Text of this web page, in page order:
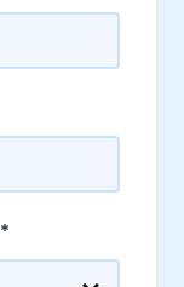
*